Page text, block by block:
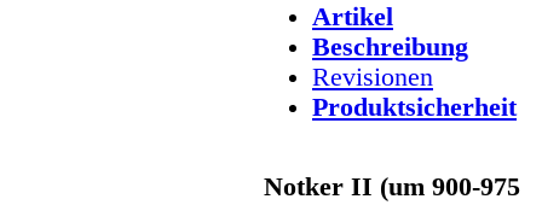
Artikel
Beschreibung
Revisionen
Produktsicherheit
Notker II (um 900-975